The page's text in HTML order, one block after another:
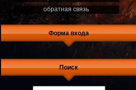
обратная связь
Форма входа
Поиск